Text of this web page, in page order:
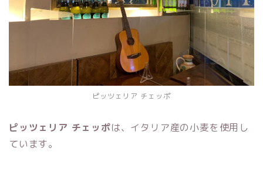
ピッツェリア チェッポ
ピッツェリア チェッポは、イタリア産の小麦を使用し
ています。